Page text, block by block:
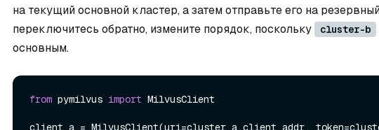
на текущий основной кластер, а затем отправьте его на
переключитесь обратно, измените порядок, поскольку
cluster-b
основным.
from pymilvus import MilvusClient
client_a = MilvusClient(uri=cluster_a_client_addr,